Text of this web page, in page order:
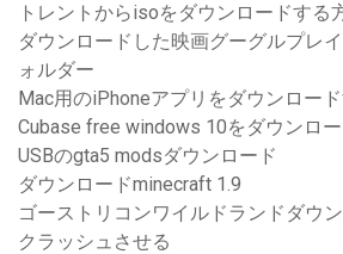
トレントからisoをダウンロードする
ダウンロードした映画グーグルプレ
ォルダー
Mac用のiPhoneアプリをダウンロー
Cubase free windows 10をダウンロ
USBのgta5 modsダウンロード
ダウンロードminecraft 1.9
ゴーストリコンワイルドランドダウ
クラッシュさせる